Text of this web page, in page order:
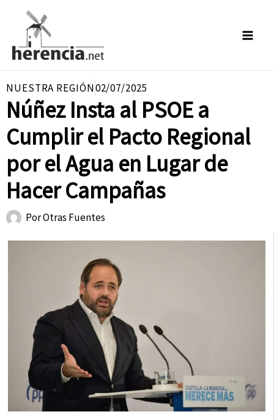
contenido
NUESTRA REGIÓN02/07/2025
Núñez Insta al PSOE a
Cumplir el Pacto Regional
por el Agua en Lugar de
Hacer Campañas
PorOtras Fuentes